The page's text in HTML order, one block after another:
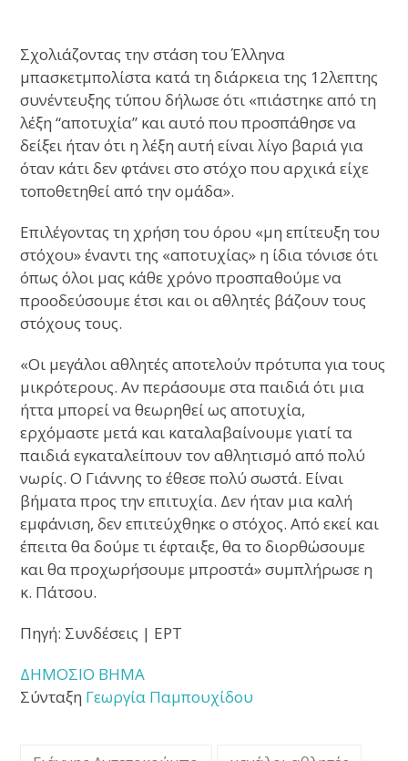
Σχολιάζοντας την στάση του Έλληνα
μπασκετμπολίστα κατά τη διάρκεια της 12λεπτης
συνέντευξης τύπου δήλωσε ότι «πιάστηκε από τη
λέξη “αποτυχία” και αυτό που προσπάθησε να
δείξει ήταν ότι η λέξη αυτή είναι λίγο βαριά για
όταν κάτι δεν φτάνει στο στόχο που αρχικά είχε
τοποθετηθεί από την ομάδα».
Επιλέγοντας τη χρήση του όρου «μη επίτευξη του
στόχου» έναντι της «αποτυχίας» η ίδια τόνισε ότι
όπως όλοι μας κάθε χρόνο προσπαθούμε να
προοδεύσουμε έτσι και οι αθλητές βάζουν τους
στόχους τους.
«Οι μεγάλοι αθλητές αποτελούν πρότυπα για τους
μικρότερους. Αν περάσουμε στα παιδιά ότι μια
ήττα μπορεί να θεωρηθεί ως αποτυχία,
ερχόμαστε μετά και καταλαβαίνουμε γιατί τα
παιδιά εγκαταλείπουν τον αθλητισμό από πολύ
νωρίς. Ο Γιάννης το έθεσε πολύ σωστά. Είναι
βήματα προς την επιτυχία. Δεν ήταν μια καλή
εμφάνιση, δεν επιτεύχθηκε ο στόχος. Από εκεί και
έπειτα θα δούμε τι έφταιξε, θα το διορθώσουμε
και θα προχωρήσουμε μπροστά» συμπλήρωσε η
κ. Πάτσου.
Πηγή: Συνδέσεις | ΕΡΤ
ΔΗΜΟΣΙΟ ΒΗΜΑ
Σύνταξη Γεωργία Παμπουχίδου